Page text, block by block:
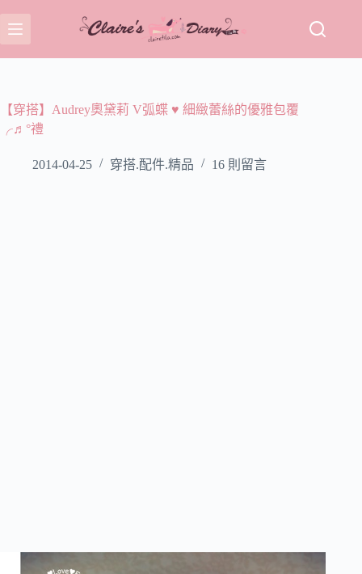
至
主
容【穿搭】Audrey奧黛莉 V弧蝶 ♥ 細緻蕾絲的優雅包覆
╭♬°禮
2014-04-25 穿搭.配件.精品 16 則留言